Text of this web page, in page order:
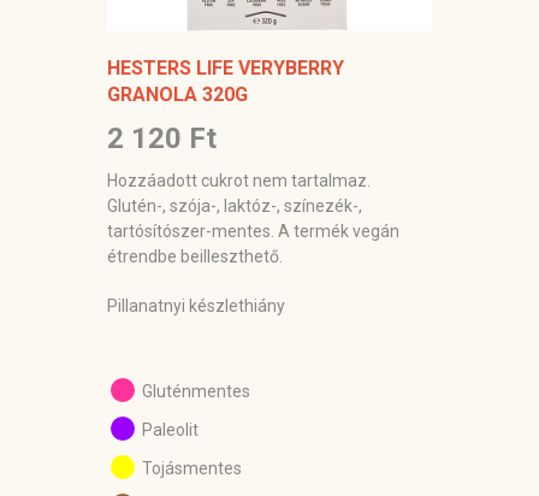
HESTERS LIFE VERYBERRY
GRANOLA 320G
2 120 Ft
Hozzáadott cukrot nem tartalmaz.
Glutén-, szója-, laktóz-, színezék-,
tartósítószer-mentes. A termék vegán
étrendbe beilleszthető.
Pillanatnyi készlethiány
Gluténmentes
Paleolit
Tojásmentes